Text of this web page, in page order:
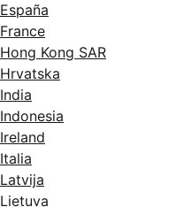
España
France
Hong Kong SAR
Hrvatska
India
Indonesia
Ireland
Italia
Latvija
Lietuva